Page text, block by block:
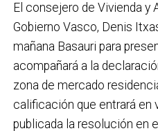
régimen de autoconsumo,
municipio más sostenible y
En ese sentido, estamos
clima y energía, entre las
una red de refugios
Actuación ante Episodios
El consejero de Vivienda y
Gobierno Vasco, Denis
mañana Basauri para
acompañará a la
zona de mercado
calificación que entrará en
publicada la resolución en